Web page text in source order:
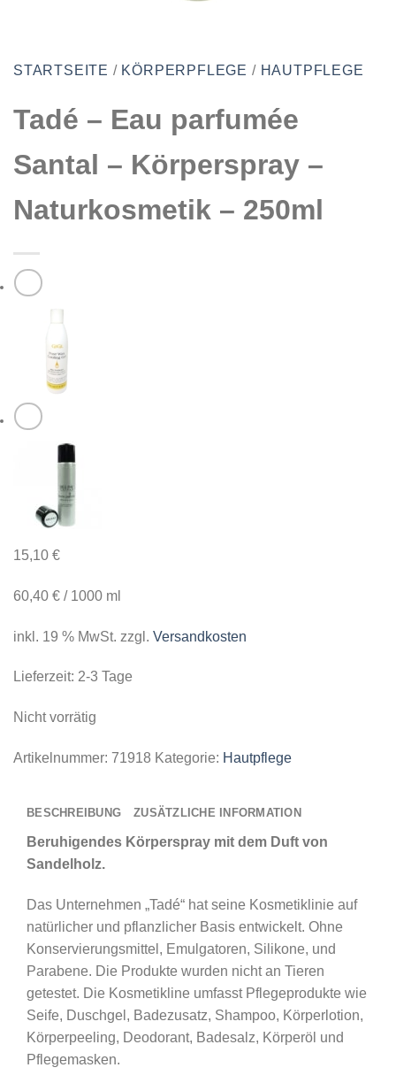
STARTSEITE / KÖRPERPFLEGE / HAUTPFLEGE
Tadé – Eau parfumée
Santal – Körperspray –
Naturkosmetik – 250ml
15,10 €
60,40 € / 1000 ml
inkl. 19 % MwSt. zzgl. Versandkosten
Lieferzeit: 2-3 Tage
Nicht vorrätig
Artikelnummer: 71918 Kategorie: Hautpflege
BESCHREIBUNG ZUSÄTZLICHE INFORMATION
Beruhigendes Körperspray mit dem Duft von
Sandelholz.
Das Unternehmen „Tadé“ hat seine Kosmetiklinie auf
natürlicher und pflanzlicher Basis entwickelt. Ohne
Konservierungsmittel, Emulgatoren, Silikone, und
Parabene. Die Produkte wurden nicht an Tieren
getestet. Die Kosmetikline umfasst Pflegeprodukte wie
Seife, Duschgel, Badezusatz, Shampoo, Körperlotion,
Körperpeeling, Deodorant, Badesalz, Körperöl und
Pflegemasken.